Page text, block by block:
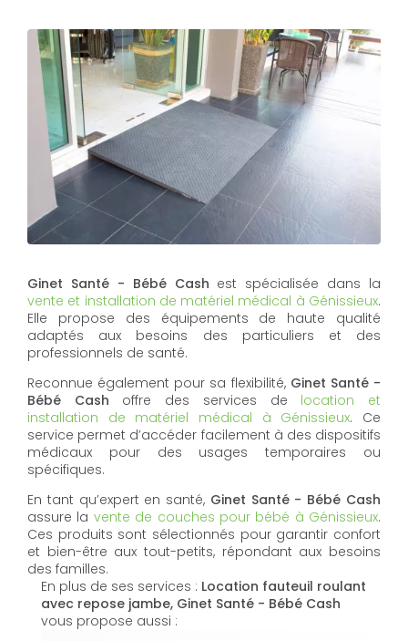
Ginet Santé - Bébé Cash est spécialisée dans la
vente et installation de matériel médical à Génissieux.
Elle propose des équipements de haute qualité
adaptés aux besoins des particuliers et des
professionnels de santé.
Reconnue également pour sa flexibilité, Ginet Santé -
Bébé Cash offre des services de location et
installation de matériel médical à Génissieux. Ce
service permet d’accéder facilement à des dispositifs
médicaux pour des usages temporaires ou
spécifiques.
En tant qu’expert en santé, Ginet Santé - Bébé Cash
assure la vente de couches pour bébé à Génissieux.
Ces produits sont sélectionnés pour garantir confort
et bien-être aux tout-petits, répondant aux besoins
des familles.
En plus de ses services : Location fauteuil roulant
avec repose jambe, Ginet Santé - Bébé Cash
vous propose aussi :